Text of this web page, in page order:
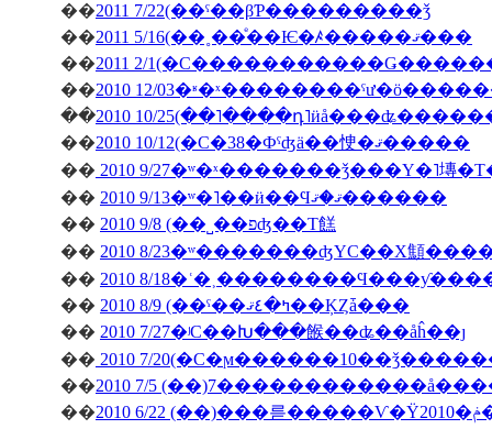
��2011 7/22(��ˤ��βƤ���������ǯ
��
2011 5/16(��˳��ͤ��Ѥ�ꤴ�����ޤ���
��
��
��2010 10/
��
2010 10/12(�С�38�Фˤʤä��㤤�ޤ�����
�� 2010 9/27�ʷ�ˣ�������ǯ���Υ�˥塼
��
2010 9/13�ʷ�˥��ӥ��Ϥޤ�ޤ������
��
2010 9/8 (��˽��פʤ��Τ餻
�� 2010 8/23�ʷ�������ʤΥС��Х顦
�� 2010 8/
��
2010 8/9 (��ˤ��ߤ�٤ޤ��ĶȤǡ���
�� 2010 7/27�ʲС��Խ���餱��ʥ��åĥ��ȷ
�� 2010 7/
��2010 7/5
��